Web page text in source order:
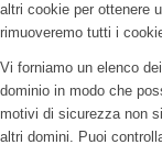
altri cookie per ottenere
rimuoveremo tutti i
Vi forniamo un elenco
dominio in modo che
motivi di sicurezza non
altri domini. Puoi